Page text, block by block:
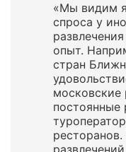
«Мы видим
спроса у
опыт.
стран
московские
постоянные